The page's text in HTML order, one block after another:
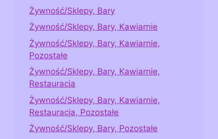
Żywność/Sklepy, Bary
Żywność/Sklepy, Bary, Kawiarnie
Żywność/Sklepy, Bary, Kawiarnie,
Pozostałe
Żywność/Sklepy, Bary, Kawiarnie,
Restauracja
Żywność/Sklepy, Bary, Kawiarnie,
Restauracja, Pozostałe
Żywność/Sklepy, Bary, Pozostałe